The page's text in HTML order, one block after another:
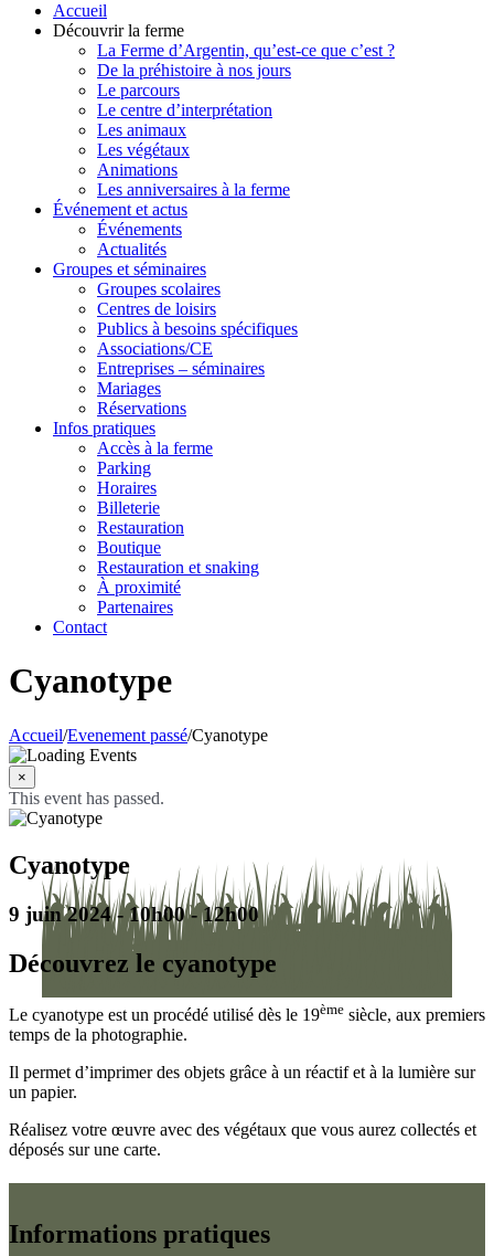
Accueil
Découvrir la ferme
La Ferme d’Argentin, qu’est-ce que c’est ?
De la préhistoire à nos jours
Le parcours
Le centre d’interprétation
Les animaux
Les végétaux
Animations
Les anniversaires à la ferme
Événement et actus
Événements
Actualités
Groupes et séminaires
Groupes scolaires
Centres de loisirs
Publics à besoins spécifiques
Associations/CE
Entreprises – séminaires
Mariages
Réservations
Infos pratiques
Accès à la ferme
Parking
Horaires
Billeterie
Restauration
Boutique
Restauration et snaking
À proximité
Partenaires
Contact
Cyanotype
Accueil/Evenement passé/Cyanotype
×
This event has passed.
Cyanotype
9 juin 2024 - 10h00-12h00
Découvrez le cyanotype
Le cyanotype est un procédé utilisé dès le 19ème siècle, aux premiers
temps de la photographie.
Il permet d’imprimer des objets grâce à un réactif et à la lumière sur
un papier.
Réalisez votre œuvre avec des végétaux que vous aurez collectés et
déposés sur une carte.
Informations pratiques